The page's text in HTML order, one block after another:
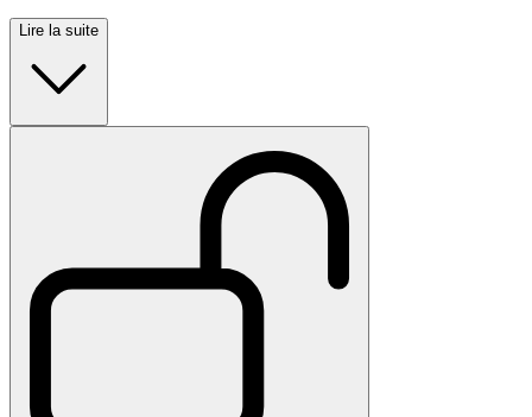
Lire la suite